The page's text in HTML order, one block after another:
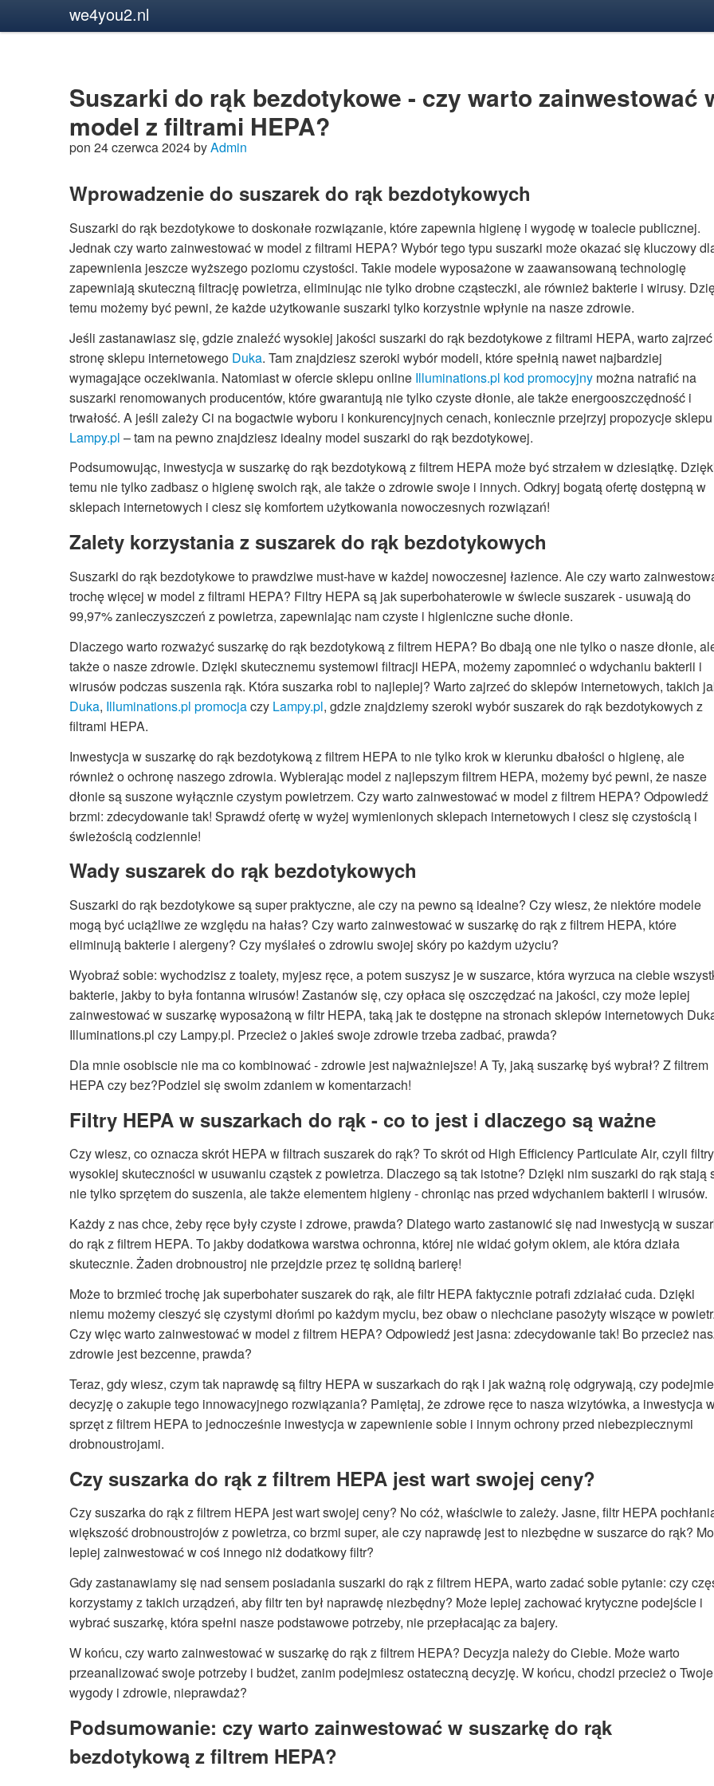
we4you2.nl
Suszarki do rąk bezdotykowe - czy warto zainwestować
model z filtrami HEPA?
pon 24 czerwca 2024 byAdmin
Wprowadzenie do suszarek do rąk bezdotykowych
Suszarki do rąk bezdotykowe to doskonałe rozwiązanie, które zapewnia higienę i wygodę w toalecie publicznej.
Jednak czy warto zainwestować w model z filtrami HEPA? Wybór tego typu suszarki może okazać się kluczowy
zapewnienia jeszcze wyższego poziomu czystości. Takie modele wyposażone w zaawansowaną technologię
zapewniają skuteczną filtrację powietrza, eliminując nie tylko drobne cząsteczki, ale również bakterie i wirusy.
temu możemy być pewni, że każde użytkowanie suszarki tylko korzystnie wpłynie na nasze zdrowie.
Jeśli zastanawiasz się, gdzie znaleźć wysokiej jakości suszarki do rąk bezdotykowe z filtrami HEPA, warto
stronę sklepu internetowego Duka. Tam znajdziesz szeroki wybór modeli, które spełnią nawet najbardziej
wymagające oczekiwania. Natomiast w ofercie sklepu online Illuminations.pl kod promocyjny można natrafić na
suszarki renomowanych producentów, które gwarantują nie tylko czyste dłonie, ale także energooszczędność i
trwałość. A jeśli zależy Ci na bogactwie wyboru i konkurencyjnych cenach, koniecznie przejrzyj propozycje sklepu
Lampy.pl – tam na pewno znajdziesz idealny model suszarki do rąk bezdotykowej.
Podsumowując, inwestycja w suszarkę do rąk bezdotykową z filtrem HEPA może być strzałem w dziesiątkę.
temu nie tylko zadbasz o higienę swoich rąk, ale także o zdrowie swoje i innych. Odkryj bogatą ofertę dostępną w
sklepach internetowych i ciesz się komfortem użytkowania nowoczesnych rozwiązań!
Zalety korzystania z suszarek do rąk bezdotykowych
Suszarki do rąk bezdotykowe to prawdziwe must-have w każdej nowoczesnej łazience. Ale czy warto
trochę więcej w model z filtrami HEPA? Filtry HEPA są jak superbohaterowie w świecie suszarek - usuwają do
99,97% zanieczyszczeń z powietrza, zapewniając nam czyste i higieniczne suche dłonie.
Dlaczego warto rozważyć suszarkę do rąk bezdotykową z filtrem HEPA? Bo dbają one nie tylko o nasze dłonie,
także o nasze zdrowie. Dzięki skutecznemu systemowi filtracji HEPA, możemy zapomnieć o wdychaniu bakterii i
wirusów podczas suszenia rąk. Która suszarka robi to najlepiej? Warto zajrzeć do sklepów internetowych, takich
Duka, Illuminations.pl promocjaczy Lampy.pl, gdzie znajdziemy szeroki wybór suszarek do rąk bezdotykowych z
filtrami HEPA.
Inwestycja w suszarkę do rąk bezdotykową z filtrem HEPA to nie tylko krok w kierunku dbałości o higienę, ale
również o ochronę naszego zdrowia. Wybierając model z najlepszym filtrem HEPA, możemy być pewni, że nasze
dłonie są suszone wyłącznie czystym powietrzem. Czy warto zainwestować w model z filtrem HEPA? Odpowiedź
brzmi: zdecydowanie tak! Sprawdź ofertę w wyżej wymienionych sklepach internetowych i ciesz się czystością i
świeżością codziennie!
Wady suszarek do rąk bezdotykowych
Suszarki do rąk bezdotykowe są super praktyczne, ale czy na pewno są idealne? Czy wiesz, że niektóre modele
mogą być uciążliwe ze względu na hałas? Czy warto zainwestować w suszarkę do rąk z filtrem HEPA, które
eliminują bakterie i alergeny? Czy myślałeś o zdrowiu swojej skóry po każdym użyciu?
Wyobraź sobie: wychodzisz z toalety, myjesz ręce, a potem suszysz je w suszarce, która wyrzuca na ciebie
bakterie, jakby to była fontanna wirusów! Zastanów się, czy opłaca się oszczędzać na jakości, czy może lepiej
zainwestować w suszarkę wyposażoną w filtr HEPA, taką jak te dostępne na stronach sklepów internetowych
Illuminations.pl czy Lampy.pl. Przecież o jakieś swoje zdrowie trzeba zadbać, prawda?
Dla mnie osobiscie nie ma co kombinować - zdrowie jest najważniejsze! A Ty, jaką suszarkę byś wybrał? Z filtrem
HEPA czy bez?Podziel się swoim zdaniem w komentarzach!
Filtry HEPA w suszarkach do rąk - co to jest i dlaczego są ważne
Czy wiesz, co oznacza skrót HEPA w filtrach suszarek do rąk? To skrót od High Efficiency Particulate Air, czyli
wysokiej skuteczności w usuwaniu cząstek z powietrza. Dlaczego są tak istotne? Dzięki nim suszarki do rąk stają
nie tylko sprzętem do suszenia, ale także elementem higieny - chroniąc nas przed wdychaniem bakterii i wirusów.
Każdy z nas chce, żeby ręce były czyste i zdrowe, prawda? Dlatego warto zastanowić się nad inwestycją w
do rąk z filtrem HEPA. To jakby dodatkowa warstwa ochronna, której nie widać gołym okiem, ale która działa
skutecznie. Żaden drobnoustroj nie przejdzie przez tę solidną barierę!
Może to brzmieć trochę jak superbohater suszarek do rąk, ale filtr HEPA faktycznie potrafi zdziałać cuda. Dzięki
niemu możemy cieszyć się czystymi dłońmi po każdym myciu, bez obaw o niechciane pasożyty wiszące w
Czy więc warto zainwestować w model z filtrem HEPA? Odpowiedź jest jasna: zdecydowanie tak! Bo przecież
zdrowie jest bezcenne, prawda?
Teraz, gdy wiesz, czym tak naprawdę są filtry HEPA w suszarkach do rąk i jak ważną rolę odgrywają, czy
decyzję o zakupie tego innowacyjnego rozwiązania? Pamiętaj, że zdrowe ręce to nasza wizytówka, a inwestycja
sprzęt z filtrem HEPA to jednocześnie inwestycja w zapewnienie sobie i innym ochrony przed niebezpiecznymi
drobnoustrojami.
Czy suszarka do rąk z filtrem HEPA jest wart swojej ceny?
Czy suszarka do rąk z filtrem HEPA jest wart swojej ceny? No cóż, właściwie to zależy. Jasne, filtr HEPA
większość drobnoustrojów z powietrza, co brzmi super, ale czy naprawdę jest to niezbędne w suszarce do rąk?
lepiej zainwestować w coś innego niż dodatkowy filtr?
Gdy zastanawiamy się nad sensem posiadania suszarki do rąk z filtrem HEPA, warto zadać sobie pytanie: czy
korzystamy z takich urządzeń, aby filtr ten był naprawdę niezbędny? Może lepiej zachować krytyczne podejście i
wybrać suszarkę, która spełni nasze podstawowe potrzeby, nie przepłacając za bajery.
W końcu, czy warto zainwestować w suszarkę do rąk z filtrem HEPA? Decyzja należy do Ciebie. Może warto
przeanalizować swoje potrzeby i budżet, zanim podejmiesz ostateczną decyzję. W końcu, chodzi przecież o Twoje
wygody i zdrowie, nieprawdaż?
Podsumowanie: czy warto zainwestować w suszarkę do rąk
bezdotykową z filtrem HEPA?